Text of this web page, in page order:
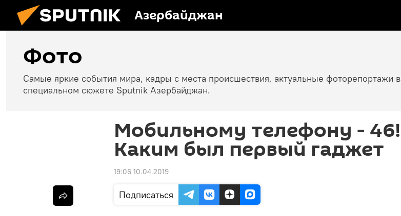
Азербайджан
Фото
Самые яркие события мира, кадры с места происшествия, актуальные фоторепортажи в
специальном сюжете Sputnik Азербайджан.
Мобильному телефону - 46!
Каким был первый гаджет
19:06 10.04.2019
Подписаться